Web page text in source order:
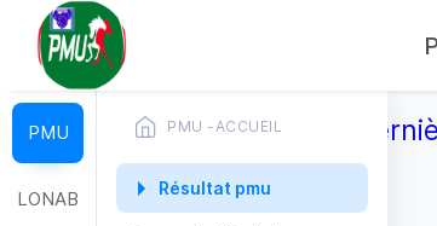
Télécharger la
PMU
LONAB
PMU -ACCUEIL
Résultat pmu